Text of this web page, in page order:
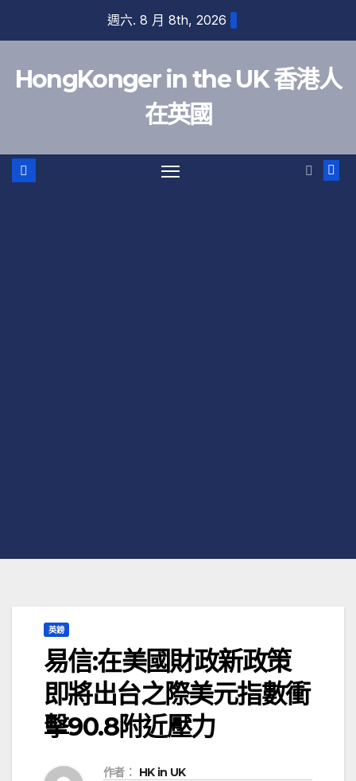
週六. 8 月 8th, 2026
HongKonger in the UK 香港人
在英國
英鎊
易信:在美國財政新政策
即將出台之際美元指數衝
擊90.8附近壓力
作者： HK in UK